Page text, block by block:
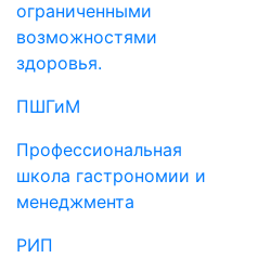
ограниченными
возможностями
здоровья.
ПШГиМ
Профессиональная
школа гастрономии и
менеджмента
РИП